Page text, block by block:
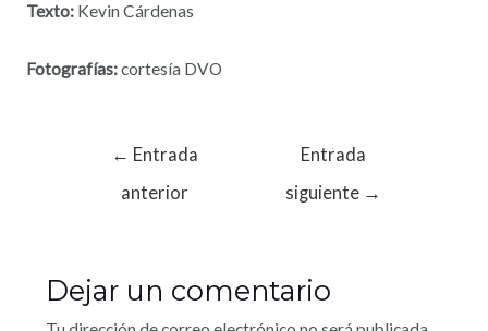
Texto: Kevin Cárdenas
Fotografías:cortesía DVO
← Entrada
anterior
Entrada
siguiente →
Dejar un comentario